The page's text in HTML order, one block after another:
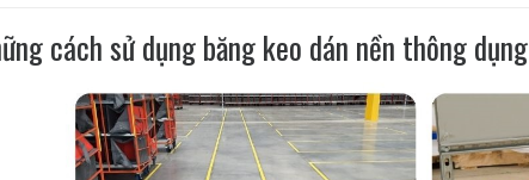
cách sử dụng băng keo dán nền thông dụng